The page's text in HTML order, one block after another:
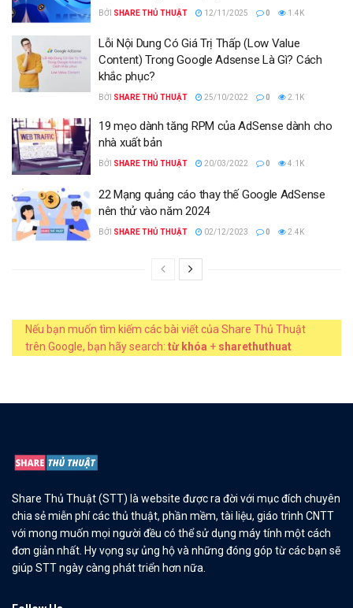
BỞI SHARE THỦ THUẬT 12/11/2025 0 1.4K
Lỗi Nội Dung Có Giá Trị Thấp (Low Value
Content) Trong Google Adsense Là Gì? Cách
khắc phục?
BỞI SHARE THỦ THUẬT 25/10/2022 0 2.1K
19 mẹo dành tăng RPM của AdSense dành cho
nhà xuất bản
BỞI SHARE THỦ THUẬT 20/03/2022 0 4.1K
22 Mạng quảng cáo thay thế Google AdSense
nên thử vào năm 2024
BỞI SHARE THỦ THUẬT 02/12/2023 0 2.4K
Nếu bạn muốn tìm kiếm các bài viết của Share Thủ Thuật
trên Google, bạn hãy search: từ khóa + sharethuthuat
Share Thủ Thuật (STT) là website được ra đời với mục đích chuyên
chia sẻ miễn phí các thủ thuật, phần mềm, tài liệu, giáo trình CNTT
với mong muốn mọi người đều có thể sử dụng máy tính một cách
đơn giản nhất. Hy vọng sự ủng hộ và những đóng góp từ các bạn sẽ
giúp STT ngày càng phát triển hơn nữa.